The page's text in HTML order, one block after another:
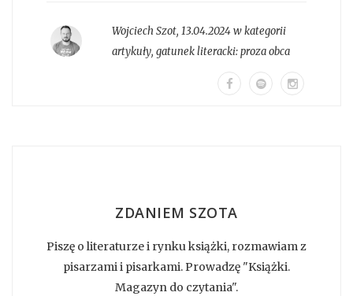
Wojciech Szot, 13.04.2024 w kategorii
artykuły, gatunek literacki:proza obca
ZDANIEM SZOTA
Piszę o literaturze i rynku książki, rozmawiam z
pisarzami i pisarkami. Prowadzę "Książki.
Magazyn do czytania".